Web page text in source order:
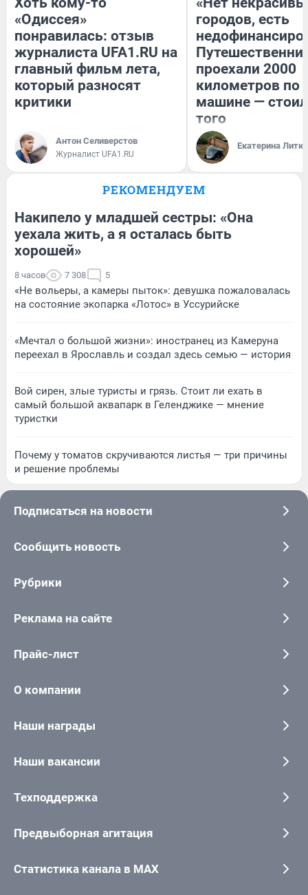
«Одиссея»
понравилась: отзыв
журналиста UFA1.RU на
главный фильм лета,
который разносят
критики
Антон Селиверстов
Журналист UFA1.RU
городов, есть
проехали 2000
километров по
машине —
того
Екатерина
РЕКОМЕНДУЕМ
Накипело у младшей сестры: «Она
уехала жить, а я осталась быть
хорошей»
8 часов 7 308 5
«Не вольеры, а камеры пыток»: девушка пожаловалась
на состояние экопарка «Лотос» в Уссурийске
«Мечтал о большой жизни»: иностранец из Камеруна
переехал в Ярославль и создал здесь семью — история
Вой сирен, злые туристы и грязь. Стоит ли ехать в
самый большой аквапарк в Геленджике — мнение
туристки
Почему у томатов скручиваются листья — три причины
и решение проблемы
Подписаться на новости
Сообщить новость
Рубрики
Реклама на сайте
Прайс-лист
О компании
Наши награды
Наши вакансии
Техподдержка
Предвыборная агитация
Статистика канала в MAX